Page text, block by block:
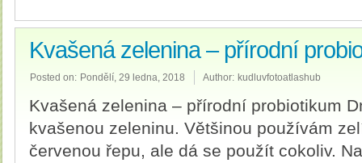
Kvašená zelenina – přírodní
Posted on: Pondělí, 29 ledna, 2018 Author: kudluvfotoatlashub
Kvašená zelenina – přírodní probiotikum
kvašenou zeleninu. Většinou používám
červenou řepu, ale dá se použít cokoliv.